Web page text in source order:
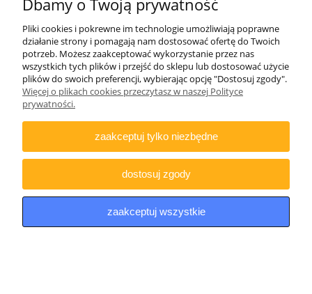
Zakrywka obiektywu Vortex Defender 56
(62-66 mm)
do koszyka
Dbamy o Twoją prywatność
Pliki cookies i pokrewne im technologie umożliwiają poprawne
działanie strony i pomagają nam dostosować ofertę do Twoich
potrzeb. Możesz zaakceptować wykorzystanie przez nas
wszystkich tych plików i przejść do sklepu lub dostosować użycie
plików do swoich preferencji, wybierając opcję "Dostosuj zgody".
Więcej o plikach cookies przeczytasz w naszej Polityce
prywatności.
zaakceptuj tylko niezbędne
dostosuj zgody
zaakceptuj wszystkie